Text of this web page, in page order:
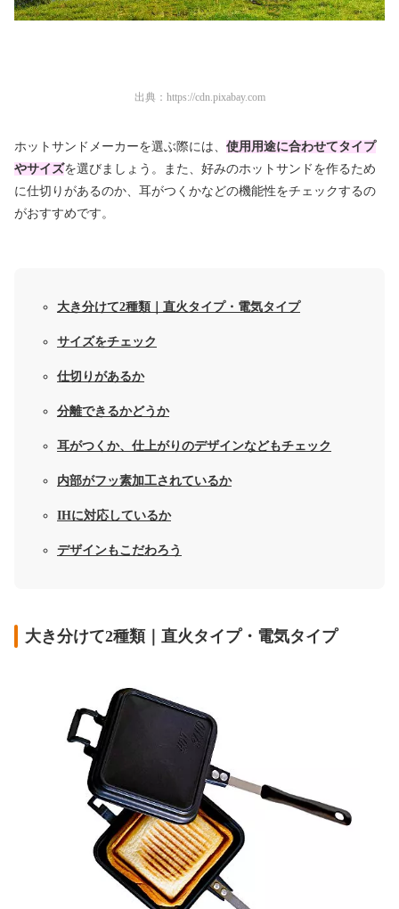
出典： https://cdn.pixabay.com
ホットサンドメーカーを選ぶ際には、 使用用途に合わせてタイプ
やサイズを選びましょう。また、好みのホットサンドを作るため
に仕切りがあるのか、耳がつくかなどの機能性をチェックするの
がおすすめです。
大き分けて2種類｜直火タイプ・電気タイプ
サイズをチェック
仕切りがあるか
分離できるかどうか
耳がつくか、仕上がりのデザインなどもチェック
内部がフッ素加工されているか
IHに対応しているか
デザインもこだわろう
大き分けて2種類｜直火タイプ・電気タイプ